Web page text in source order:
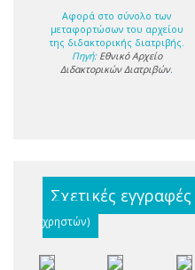
Αφορά στο σύνολο των
μεταφορτώσων του αρχείου
της διδακτορικής διατριβής.
Πηγή: Εθνικό Αρχείο
Διδακτορικών Διατριβών.
Σχετικές εγγραφές
χρηστών)